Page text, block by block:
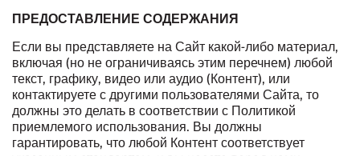
ПРЕДОСТАВЛЕНИЕ СОДЕРЖАНИЯ
Если вы представляете на Сайт какой-либо материал,
включая (но не ограничиваясь этим перечнем) любой
текст, графику, видео или аудио (Контент), или
контактируете с другими пользователями Сайта, то
должны это делать в соответствии с Политикой
приемлемого использования. Вы должны
гарантировать, что любой Контент соответствует